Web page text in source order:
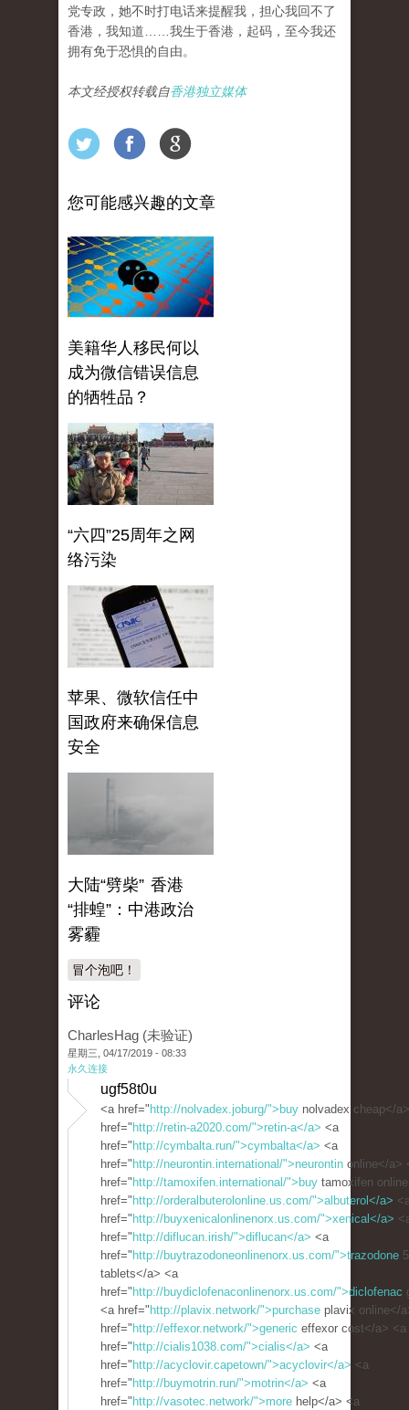
党专政，她不时打电话来提醒我，担心我回不了
香港，我知道……我生于香港，起码，至今我还
拥有免于恐惧的自由。
本文经授权转载自香港独立媒体
您可能感兴趣的文章
美籍华人移民何以
成为微信错误信息
的牺牲品？
“六四”25周年之网
络污染
苹果、微软信任中
国政府来确保信息
安全
大陆“劈柴” 香港
“排蝗”：中港政治
雾霾
冒个泡吧！
评论
CharlesHag (未验证)
星期三, 04/17/2019 - 08:33
永久连接
ugf58t0u
<a href=" http://nolvadex.joburg/">buy nolvadex cheap</
href=" http://retin-a2020.com/">retin-a</a> <a
href=" http://cymbalta.run/">cymbalta</a> <a
href=" http://neurontin.international/">neurontin online</a>
href=" http://tamoxifen.international/">buy tamoxifen
href=" http://orderalbuterolonline.us.com/">albuterol</a>
href=" http://buyxenicalonlinenorx.us.com/">xenical</a>
href=" http://diflucan.irish/">diflucan</a> <a
href=" http://buytrazodoneonlinenorx.us.com/">trazodone
tablets</a> <a
href=" http://buydiclofenaconlinenorx.us.com/">diclofenac
<a href=" http://plavix.network/">purchase plavix online</
href=" http://effexor.network/">generic effexor cost</a> <a
href=" http://cialis1038.com/">cialis</a> <a
href=" http://acyclovir.capetown/">acyclovir</a> <a
href=" http://buymotrin.run/">motrin</a> <a
href=" http://vasotec.network/">more help</a> <a